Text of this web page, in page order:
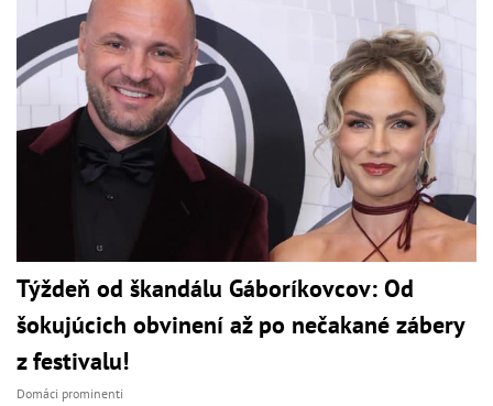
Týždeň od škandálu Gáboríkovcov: Od
šokujúcich obvinení až po nečakané zábery
z festivalu!
Domáci prominenti